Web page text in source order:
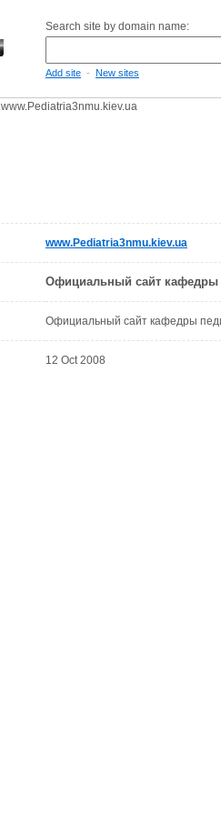
Search site by domain name:
Add site - New sites
www.Pediatria3nmu.kiev.ua
www.Pediatria3nmu.kiev.ua
Официальный сайт
Официальный сайт кафедры
12 Oct 2008